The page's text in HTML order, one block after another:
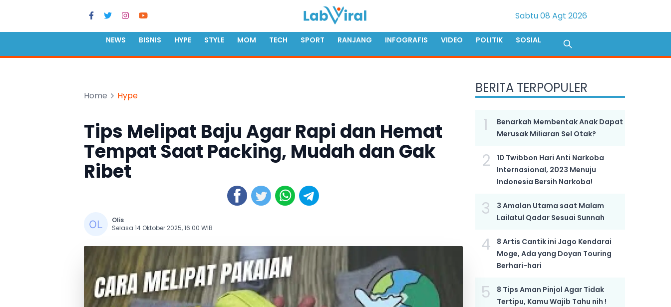
Sabtu 08 Agt 2026
NEWS BISNIS HYPE STYLE MOM TECH SPORT RANJANG INFOGRAFIS VIDEO POLITIK SOSIAL
Home Hype
Tips Melipat Baju Agar Rapi dan Hemat
Tempat Saat Packing, Mudah dan Gak
Ribet
Olis
Selasa 14 Oktober 2025, 16:00 WIB
BERITA TERPOPULER
1
Benarkah Membentak Anak Dapat
Merusak Miliaran Sel Otak?
2
10 Twibbon Hari Anti Narkoba
Internasional, 2023 Menuju
Indonesia Bersih Narkoba!
3
3 Amalan Utama saat Malam
Lailatul Qadar Sesuai Sunnah
4
8 Artis Cantik ini Jago Kendarai
Moge, Ada yang Doyan Touring
Berhari-hari
5
8 Tips Aman Pinjol Agar Tidak
Tertipu, Kamu Wajib Tahu nih !